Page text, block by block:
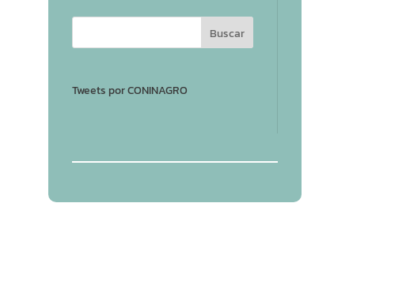
Tweets por CONINAGRO